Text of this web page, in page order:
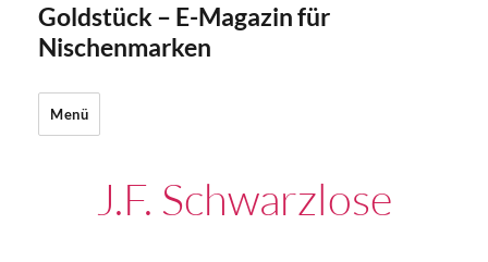
Goldstück – E-Magazin für
Nischenmarken
Menü
J.f. Schwarzlose